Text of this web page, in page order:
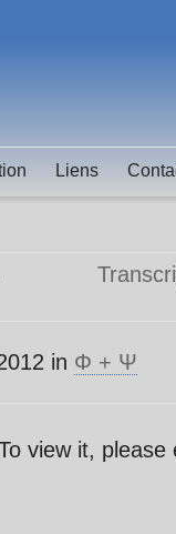
Liens
in Φ + Ψ
view it, please